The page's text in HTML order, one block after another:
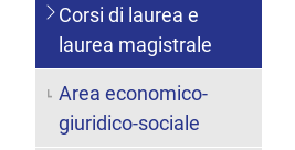
Corsi di laurea e
laurea magistrale
Area economico-
giuridico-sociale